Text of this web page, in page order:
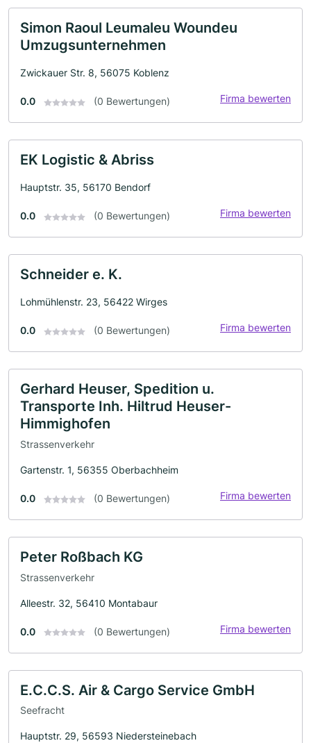
Simon Raoul Leumaleu Woundeu
Umzugsunternehmen
Zwickauer Str. 8, 56075 Koblenz
0.0 (0 Bewertungen) Firma bewerten
EK Logistic & Abriss
Hauptstr. 35, 56170 Bendorf
0.0 (0 Bewertungen) Firma bewerten
Schneider e. K.
Lohmühlenstr. 23, 56422 Wirges
0.0 (0 Bewertungen) Firma bewerten
Gerhard Heuser, Spedition u.
Transporte Inh. Hiltrud Heuser-
Himmighofen
Strassenverkehr
Gartenstr. 1, 56355 Oberbachheim
0.0 (0 Bewertungen) Firma bewerten
Peter Roßbach KG
Strassenverkehr
Alleestr. 32, 56410 Montabaur
0.0 (0 Bewertungen) Firma bewerten
E.C.C.S. Air & Cargo Service GmbH
Seefracht
Hauptstr. 29, 56593 Niedersteinebach